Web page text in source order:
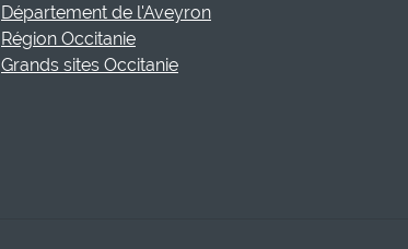
Département de l'Aveyron
Région Occitanie
Grands sites Occitanie